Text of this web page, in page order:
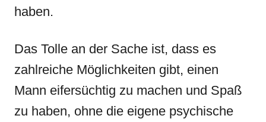
haben.
Das Tolle an der Sache ist, dass es
zahlreiche Möglichkeiten gibt, einen
Mann eifersüchtig zu machen und Spaß
zu haben, ohne die eigene psychische